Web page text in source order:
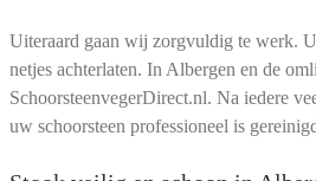
Uiteraard gaan wij zorgvuldig te werk.
netjes achterlaten. In Albergen en de
SchoorsteenvegerDirect.nl. Na iedere
uw schoorsteen professioneel is